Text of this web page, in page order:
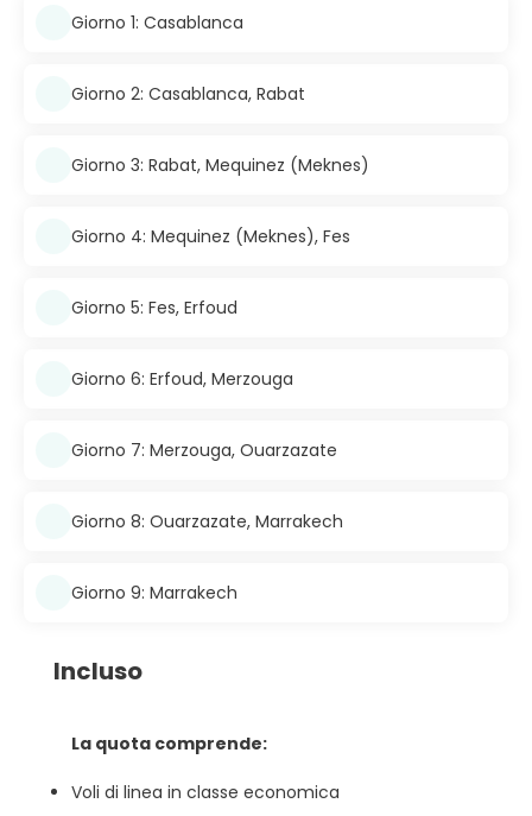
Giorno 1: Casablanca
Giorno 2: Casablanca, Rabat
Giorno 3: Rabat, Mequinez (Meknes)
Giorno 4: Mequinez (Meknes), Fes
Giorno 5: Fes, Erfoud
Giorno 6: Erfoud, Merzouga
Giorno 7: Merzouga, Ouarzazate
Giorno 8: Ouarzazate, Marrakech
Giorno 9: Marrakech
Incluso
La quota comprende:
Voli di linea in classe economica